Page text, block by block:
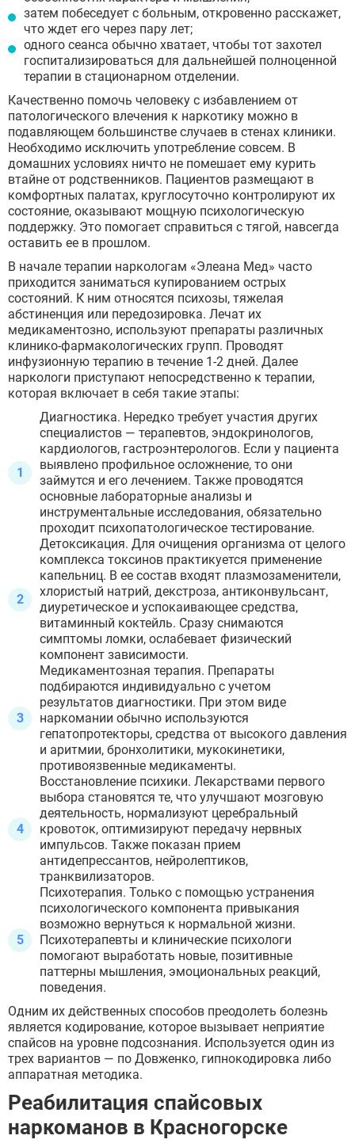
затем побеседует с больным, откровенно расскажет,
что ждет его через пару лет;
одного сеанса обычно хватает, чтобы тот захотел
госпитализироваться для дальнейшей полноценной
терапии в стационарном отделении.
Качественно помочь человеку с избавлением от
патологического влечения к наркотику можно в
подавляющем большинстве случаев в стенах клиники.
Необходимо исключить употребление совсем. В
домашних условиях ничто не помешает ему курить
втайне от родственников. Пациентов размещают в
комфортных палатах, круглосуточно контролируют их
состояние, оказывают мощную психологическую
поддержку. Это помогает справиться с тягой, навсегда
оставить ее в прошлом.
В начале терапии наркологам «Элеана Мед» часто
приходится заниматься купированием острых
состояний. К ним относятся психозы, тяжелая
абстиненция или передозировка. Лечат их
медикаментозно, используют препараты различных
клинико-фармакологических групп. Проводят
инфузионную терапию в течение 1-2 дней. Далее
наркологи приступают непосредственно к терапии,
которая включает в себя такие этапы:
Диагностика. Нередко требует участия других
специалистов — терапевтов, эндокринологов,
кардиологов, гастроэнтерологов. Если у пациента
выявлено профильное осложнение, то они
займутся и его лечением. Также проводятся
основные лабораторные анализы и
инструментальные исследования, обязательно
проходит психопатологическое тестирование.
Детоксикация. Для очищения организма от целого
комплекса токсинов практикуется применение
капельниц. В ее состав входят плазмозаменители,
хлористый натрий, декстроза, антиконвульсант,
диуретическое и успокаивающее средства,
витаминный коктейль. Сразу снимаются
симптомы ломки, ослабевает физический
компонент зависимости.
Медикаментозная терапия. Препараты
подбираются индивидуально с учетом
результатов диагностики. При этом виде
наркомании обычно используются
гепатопротекторы, средства от высокого давления
и аритмии, бронхолитики, мукокинетики,
противоязвенные медикаменты.
Восстановление психики. Лекарствами первого
выбора становятся те, что улучшают мозговую
деятельность, нормализуют церебральный
кровоток, оптимизируют передачу нервных
импульсов. Также показан прием
антидепрессантов, нейролептиков,
транквилизаторов.
Психотерапия. Только с помощью устранения
психологического компонента привыкания
возможно вернуться к нормальной жизни.
Психотерапевты и клинические психологи
помогают выработать новые, позитивные
паттерны мышления, эмоциональных реакций,
поведения.
Одним их действенных способов преодолеть болезнь
является кодирование, которое вызывает неприятие
спайсов на уровне подсознания. Используется один из
трех вариантов — по Довженко, гипнокодировка либо
аппаратная методика.
Реабилитация спайсовых
наркоманов в Красногорске